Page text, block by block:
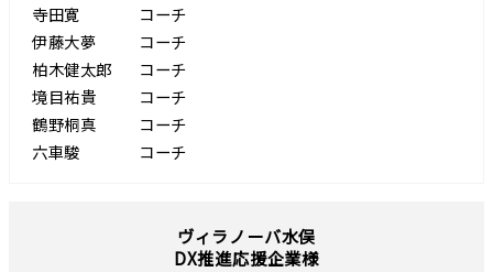
寺田寛
コーチ
伊藤大夢
コーチ
柏木健太郎
コーチ
境目祐貴
コーチ
鶴野桐真
コーチ
六車駿
コーチ
ヴィラノーバ水俣
DX推進応援企業様